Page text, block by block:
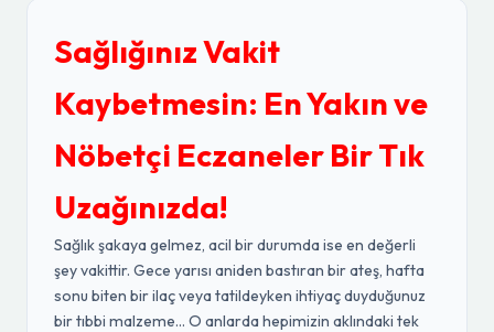
Sağlığınız Vakit
Kaybetmesin: En Yakın ve
Nöbetçi Eczaneler Bir Tık
Uzağınızda!
Sağlık şakaya gelmez, acil bir durumda ise en değerli
şey vakittir. Gece yarısı aniden bastıran bir ateş, hafta
sonu biten bir ilaç veya tatildeyken ihtiyaç duyduğunuz
bir tıbbi malzeme... O anlarda hepimizin aklındaki tek